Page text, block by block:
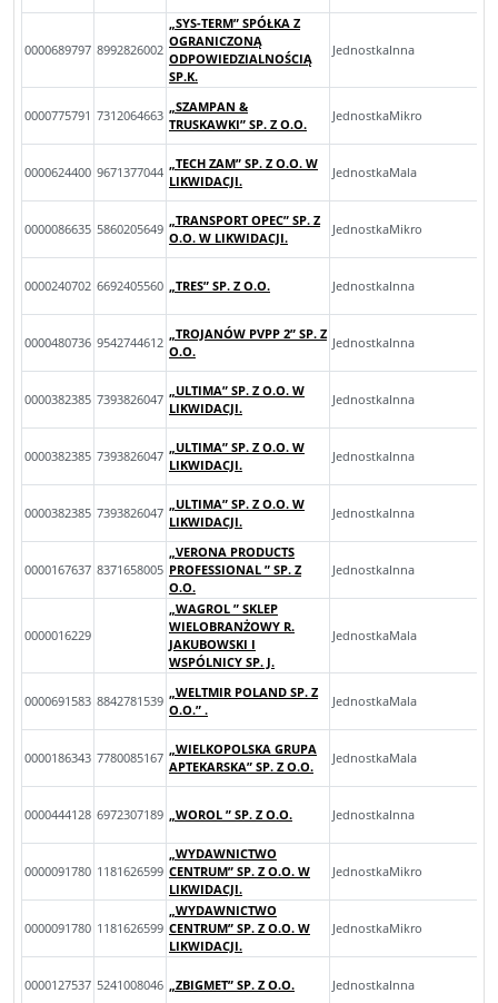
0000689797 8992826002
„SYS-TERM” SPÓŁKA Z
OGRANICZONĄ
ODPOWIEDZIALNOŚCIĄ
SP.K.
JednostkaInna
0000775791 7312064663
„SZAMPAN &
TRUSKAWKI” SP. Z O.O.
JednostkaMikro
0000624400 9671377044
„TECH ZAM” SP. Z O.O. W
LIKWIDACJI.
JednostkaMala
0000086635 5860205649
„TRANSPORT OPEC” SP. Z
O.O. W LIKWIDACJI.
JednostkaMikro
0000240702 6692405560 „TRES” SP. Z O.O. JednostkaInna
0000480736 9542744612
„TROJANÓW PVPP 2” SP. Z
O.O.
JednostkaInna
0000382385 7393826047
„ULTIMA” SP. Z O.O. W
LIKWIDACJI.
JednostkaInna
0000382385 7393826047
„ULTIMA” SP. Z O.O. W
LIKWIDACJI.
JednostkaInna
0000382385 7393826047
„ULTIMA” SP. Z O.O. W
LIKWIDACJI.
JednostkaInna
0000167637 8371658005
„VERONA PRODUCTS
PROFESSIONAL ” SP. Z
O.O.
JednostkaInna
0000016229
„WAGROL ” SKLEP
WIELOBRANŻOWY R.
JAKUBOWSKI I
WSPÓLNICY SP. J.
JednostkaMala
0000691583 8842781539
„WELTMIR POLAND SP. Z
O.O.” .
JednostkaMala
0000186343 7780085167
„WIELKOPOLSKA GRUPA
APTEKARSKA” SP. Z O.O.
JednostkaMala
0000444128 6972307189 „WOROL ” SP. Z O.O. JednostkaInna
0000091780 1181626599
„WYDAWNICTWO
CENTRUM” SP. Z O.O. W
LIKWIDACJI.
JednostkaMikro
0000091780 1181626599
„WYDAWNICTWO
CENTRUM” SP. Z O.O. W
LIKWIDACJI.
JednostkaMikro
0000127537 5241008046 „ZBIGMET” SP. Z O.O. JednostkaInna